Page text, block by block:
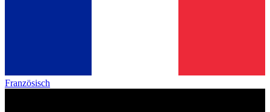
Französisch